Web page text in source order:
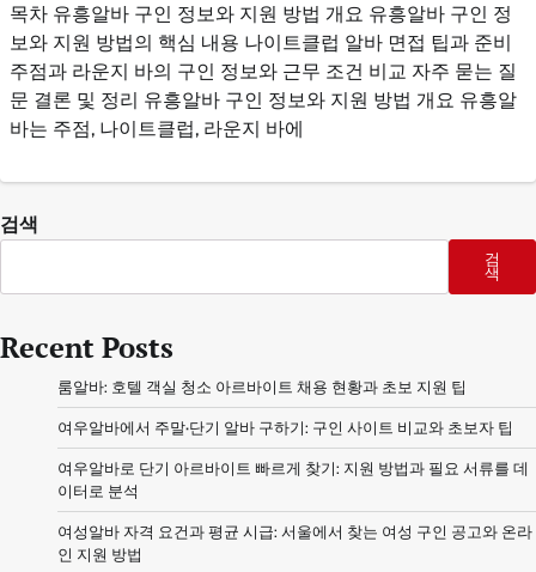
목차 유흥알바 구인 정보와 지원 방법 개요 유흥알바 구인 정
보와 지원 방법의 핵심 내용 나이트클럽 알바 면접 팁과 준비
주점과 라운지 바의 구인 정보와 근무 조건 비교 자주 묻는 질
문 결론 및 정리 유흥알바 구인 정보와 지원 방법 개요 유흥알
바는 주점, 나이트클럽, 라운지 바에
검색
검
색
Recent Posts
룸알바: 호텔 객실 청소 아르바이트 채용 현황과 초보 지원 팁
여우알바에서 주말·단기 알바 구하기: 구인 사이트 비교와 초보자 팁
여우알바로 단기 아르바이트 빠르게 찾기: 지원 방법과 필요 서류를 데
이터로 분석
여성알바 자격 요건과 평균 시급: 서울에서 찾는 여성 구인 공고와 온라
인 지원 방법